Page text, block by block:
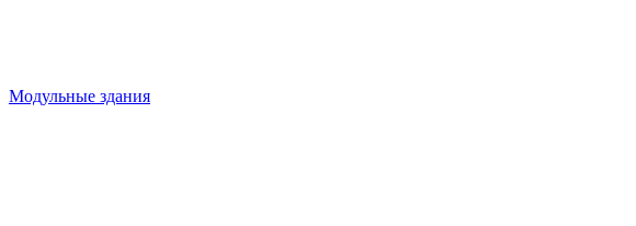
Модульные здания